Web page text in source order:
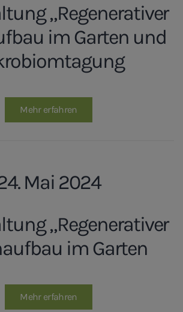
„Regenerativer
im Garten und
Mehr erfahren
Mai 2024
„Regenerativer
im Garten
Mehr erfahren